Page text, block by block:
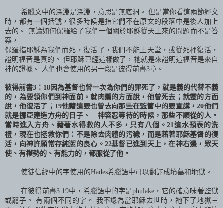
希臘文中的深淵是深淵，意思是無底洞。 但是當你看這兩節經文
時，都有一個括號，很多時候是指它們不在原文的段落中是後人加上
去的。 無論如何保羅給了我們一個關於耶穌從天上來的問題而不是答
案，
保羅指耶穌為我們而死，復活了，我們不能上天堂，或從死裡復活，
證明福音是真的。 但耶穌已經這樣做了，祂就是來證明這福音是來自
神的證據。 人們也會使用的另一段是彼得前書3章。
彼得前書3 ： 18 因為基督也曾一次為你們的罪死了，就是義的代替不義
的，為要領你們到神面前。就肉體的方面說，他曾死去；就靈的方面
說，他復活了； 19他藉這靈也曾去向那些在監管中的靈宣講，20他們
就是挪亞建造方舟的日子、 神容忍等待的時候，那些不順從的人。
當時進入方舟、藉著水得救的人不多，只有八個。21 這水預表的洗
禮，現在也拯救你們：不是除去肉體的污穢，而是藉著耶穌基督的復
活，向神許願常存純潔的良心。 22基督已進到天上，在神右邊，眾天
使、有權勢的、有能力的，都服從了他。
使徒信經中的字使用的Hades希臘語中可以翻譯成墳墓和地獄。
在彼得前書3:19中，希臘語中的字是phulake ，它的確意味著監獄
或籠子。 有兩個不同的字。 我不認為當耶穌去世時，祂下了地獄三